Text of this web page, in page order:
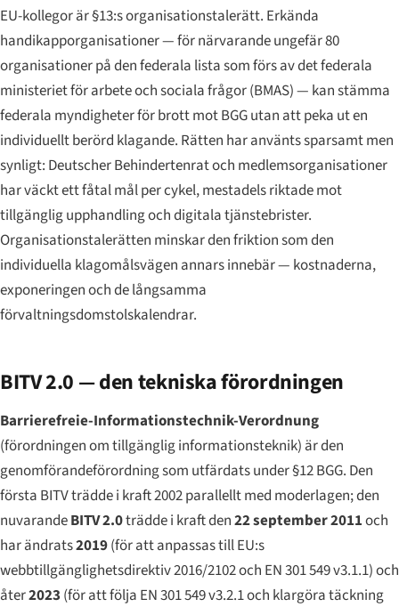
EU-kollegor är §13:s organisationstalerätt. Erkända
handikapporganisationer — för närvarande ungefär 80
organisationer på den federala lista som förs av det federala
ministeriet för arbete och sociala frågor (BMAS) — kan stämma
federala myndigheter för brott mot BGG utan att peka ut en
individuellt berörd klagande. Rätten har använts sparsamt men
synligt: Deutscher Behindertenratoch medlemsorganisationer
har väckt ett fåtal mål per cykel, mestadels riktade mot
tillgänglig upphandling och digitala tjänstebrister.
Organisationstalerätten minskar den friktion som den
individuella klagomålsvägen annars innebär — kostnaderna,
exponeringen och de långsamma
förvaltningsdomstolskalendrar.
BITV 2.0 — den tekniska förordningen
Barrierefreie-Informationstechnik-Verordnung
(förordningen om tillgänglig informationsteknik) är den
genomförandeförordning som utfärdats under §12 BGG. Den
första BITV trädde i kraft 2002 parallellt med moderlagen; den
nuvarandeBITV 2.0trädde i kraft den22 september 2011och
har ändrats2019(för att anpassas till EU:s
webbtillgänglighetsdirektiv 2016/2102 och EN 301 549 v3.1.1) och
åter2023 (för att följa EN 301 549 v3.2.1 och klargöra täckning